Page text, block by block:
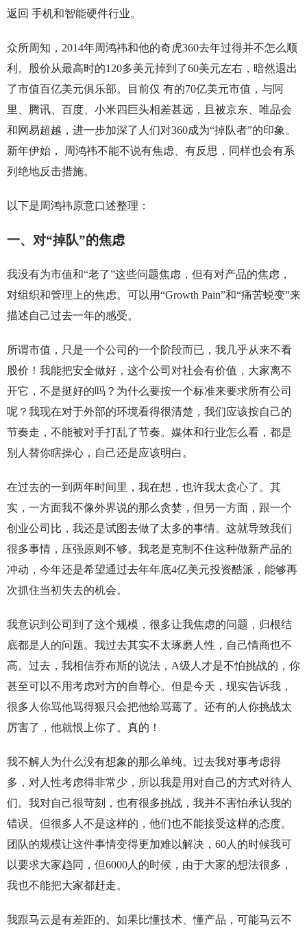
返回 手机和智能硬件行业。
众所周知，2014年周鸿祎和他的奇虎360去年过得并不怎么顺
利。股价从最高时的120多美元掉到了60美元左右，暗然退出
了市值百亿美元俱乐部。目前仅 有的70亿美元市值，与阿
里、腾讯、百度、小米四巨头相差甚远，且被京东、唯品会
和网易超越，进一步加深了人们对360成为“掉队者”的印象。
新年伊始， 周鸿祎不能不说有焦虑、有反思，同样也会有系
列绝地反击措施。
以下是周鸿祎原意口述整理：
一、对“掉队”的焦虑
我没有为市值和“老了”这些问题焦虑，但有对产品的焦虑，
对组织和管理上的焦虑。可以用“Growth Pain”和“痛苦蜕变”来
描述自己过去一年的感受。
所谓市值，只是一个公司的一个阶段而已，我几乎从来不看
股价！我能把安全做好，这个公司对社会有价值，大家离不
开它，不是挺好的吗？为什么要按一个标准来要求所有公司
呢？我现在对于外部的环境看得很清楚，我们应该按自己的
节奏走，不能被对手打乱了节奏。媒体和行业怎么看，都是
别人替你瞎操心，自己还是应该明白。
在过去的一到两年时间里，我在想，也许我太贪心了。其
实，一方面我不像外界说的那么贪婪，但另一方面，跟一个
创业公司比，我还是试图去做了太多的事情。这就导致我们
很多事情，压强原则不够。我老是克制不住这种做新产品的
冲动，今年还是希望通过去年年底4亿美元投资酷派，能够再
次抓住当初失去的机会。
我意识到公司到了这个规模，很多让我焦虑的问题，归根结
底都是人的问题。我过去其实不太琢磨人性，自己情商也不
高。过去，我相信乔布斯的说法，A级人才是不怕挑战的，你
甚至可以不用考虑对方的自尊心。但是今天，现实告诉我，
很多人你骂他骂得狠只会把他给骂蔫了。还有的人你挑战太
厉害了，他就恨上你了。真的！
我不解人为什么没有想象的那么单纯。过去我对事考虑得
多，对人性考虑得非常少，所以我是用对自己的方式对待人
们。我对自己很苛刻，也有很多挑战，我并不害怕承认我的
错误。但很多人不是这样的，他们也不能接受这样的态度。
团队的规模让这件事情变得更加难以解决，60人的时候我可
以要求大家趋同，但6000人的时候，由于大家的想法很多，
我也不能把大家都赶走。
我跟马云是有差距的。如果比懂技术、懂产品，可能马云不